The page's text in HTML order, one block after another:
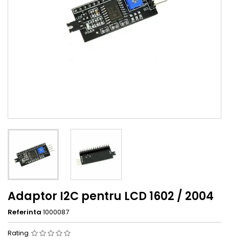
Adaptor I2C pentru LCD 1602 / 2004
Referinta 1000087
Rating